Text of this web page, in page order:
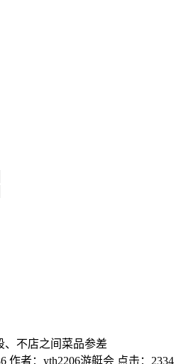
、不店之间菜品参差
作者： yth2206游艇会 点击： 2334